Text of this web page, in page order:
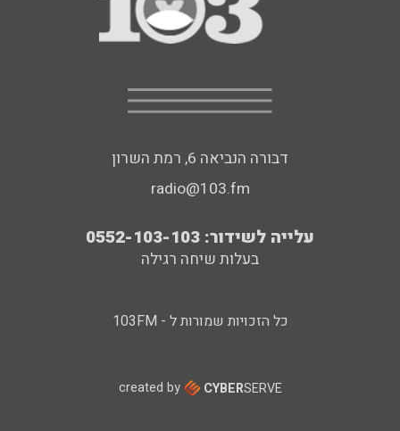
דבורה הנביאה 6, רמת השרון
radio@103.fm
עלייה לשידור: 0552-103-103
בעלות שיחה רגילה
כל הזכויות שמורות ל - 103FM
created by CYBERSERVE